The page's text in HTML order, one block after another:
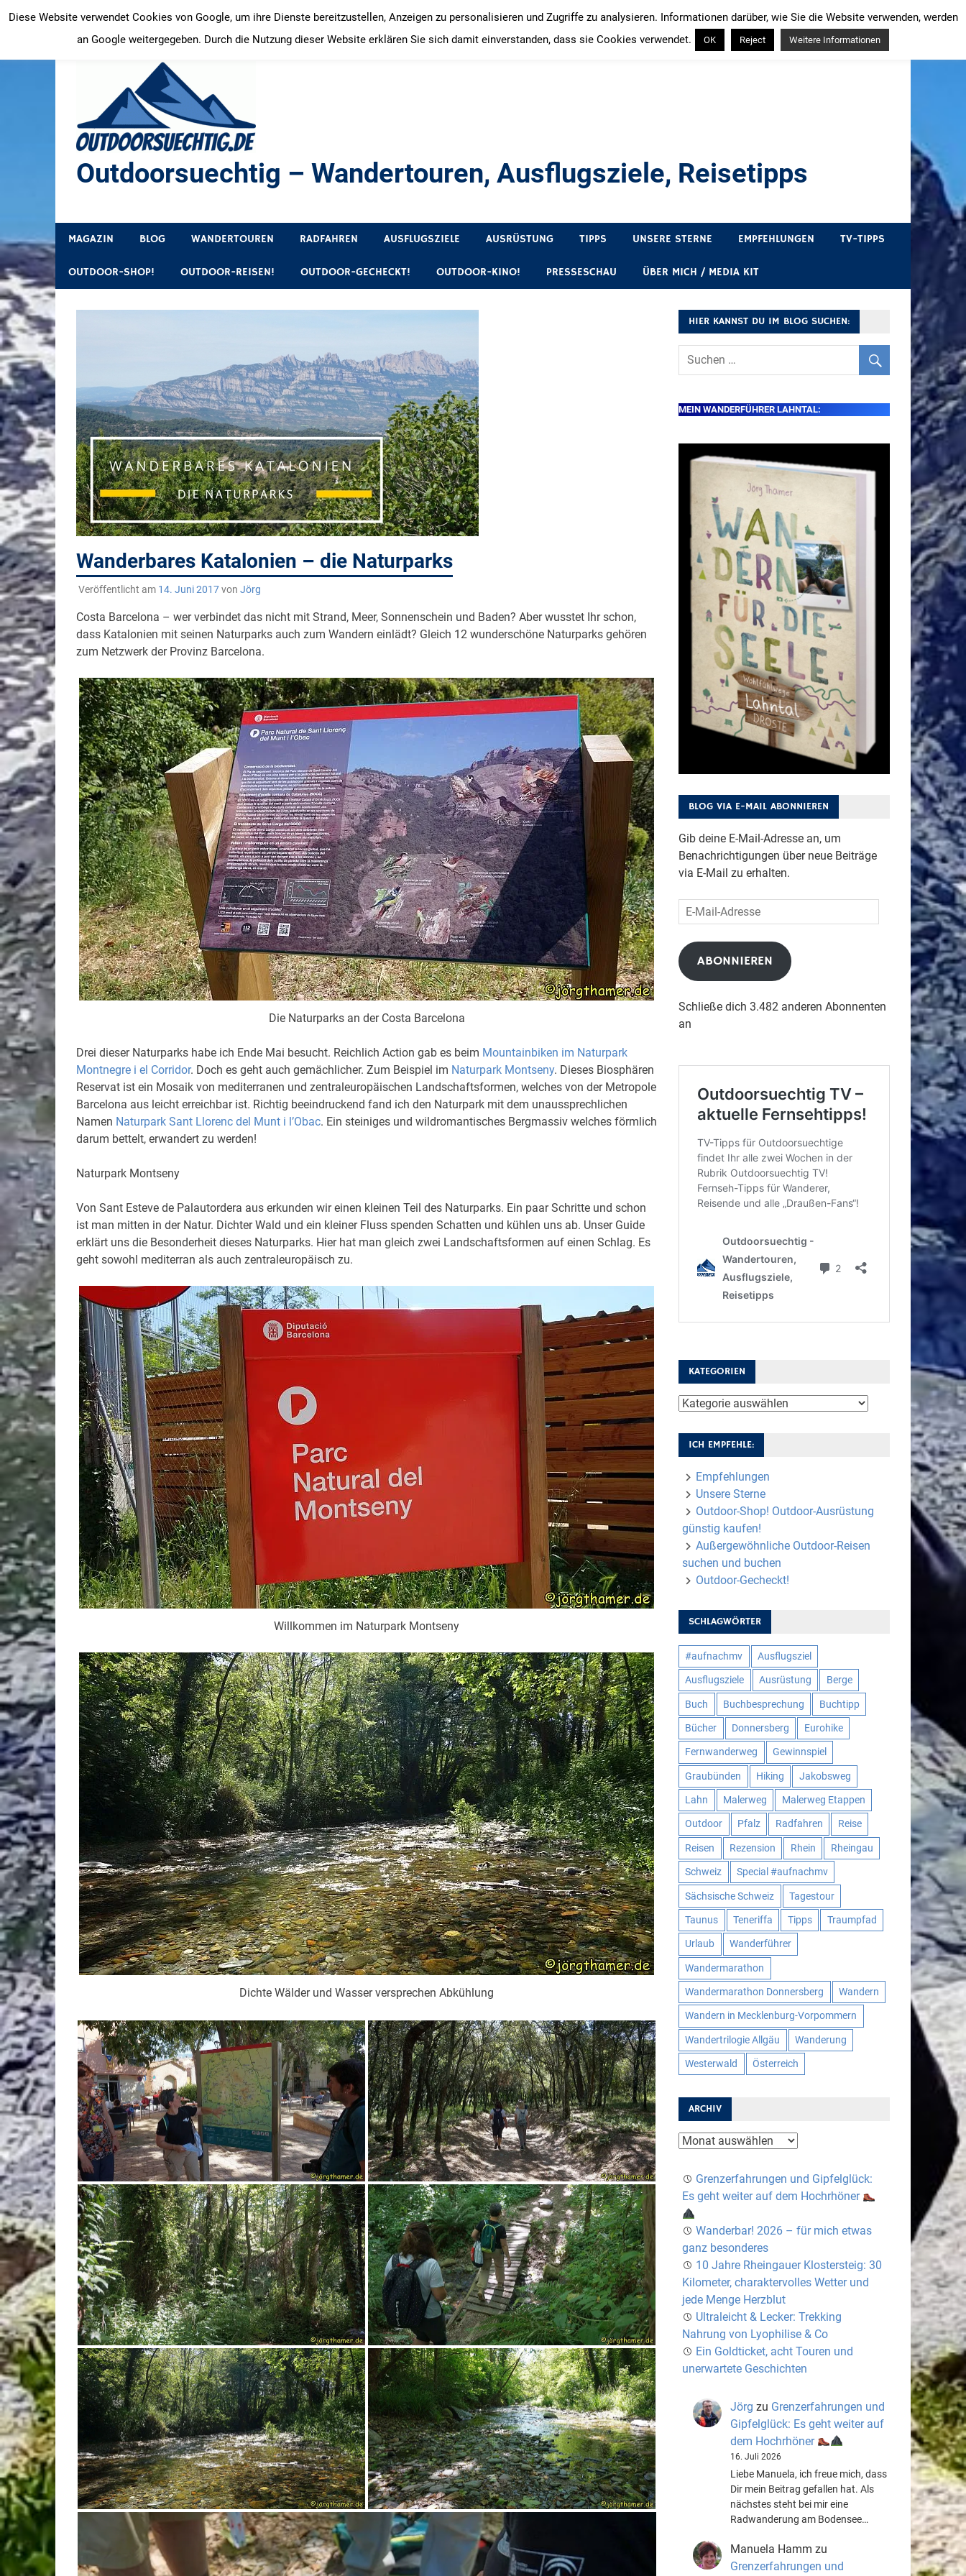
Inhalt
springen
Outdoorsuechtig – Wandertouren, Ausflugsziele, Reisetipps
MAGAZIN BLOG WANDERTOUREN RADFAHREN AUSFLUGSZIELE AUSRÜSTUNG TIPPS UNSERE STERNE EMPFEHLUNGEN TV-TIPPS
OUTDOOR-SHOP! OUTDOOR-REISEN! OUTDOOR-GECHECKT! OUTDOOR-KINO! PRESSESCHAU ÜBER MICH / MEDIA KIT
Wanderbares Katalonien – die Naturparks
Veröffentlicht am 14. Juni 2017von Jörg
Costa Barcelona – wer verbindet das nicht mit Strand, Meer, Sonnenschein und Baden? Aber wusstet Ihr schon,
dass Katalonien mit seinen Naturparks auch zum Wandern einlädt? Gleich 12 wunderschöne Naturparks gehören
zum Netzwerk der Provinz Barcelona.
Die Naturparks an der Costa Barcelona
Drei dieser Naturparks habe ich Ende Mai besucht. Reichlich Action gab es beim Mountainbiken im Naturpark
Montnegre i el Corridor. Doch es geht auch gemächlicher. Zum Beispiel im Naturpark Montseny. Dieses Biosphären
Reservat ist ein Mosaik von mediterranen und zentraleuropäischen Landschaftsformen, welches von der Metropole
Barcelona aus leicht erreichbar ist. Richtig beeindruckend fand ich den Naturpark mit dem unaussprechlichen
Namen Naturpark Sant Llorenc del Munt i l’Obac. Ein steiniges und wildromantisches Bergmassiv welches förmlich
darum bettelt, erwandert zu werden!
Naturpark Montseny
Von Sant Esteve de Palautordera aus erkunden wir einen kleinen Teil des Naturparks. Ein paar Schritte und schon
ist man mitten in der Natur. Dichter Wald und ein kleiner Fluss spenden Schatten und kühlen uns ab. Unser Guide
erklärt uns die Besonderheit dieses Naturparks. Hier hat man gleich zwei Landschaftsformen auf einen Schlag. Es
geht sowohl mediterran als auch zentraleuropäisch zu.
Willkommen im Naturpark Montseny
Dichte Wälder und Wasser versprechen Abkühlung
HIER KANNST DU IM BLOG SUCHEN:
MEIN WANDERFÜHRER LAHNTAL:
BLOG VIA E-MAIL ABONNIEREN
Gib deine E-Mail-Adresse an, um
Benachrichtigungen über neue Beiträge
via E-Mail zu erhalten.
E-
Mail-
Adresse
ABONNIEREN
Schließe dich 3.482 anderen Abonnenten
an
KATEGORIEN
Kategorien
ICH EMPFEHLE:
Empfehlungen
Unsere Sterne
Outdoor-Shop! Outdoor-Ausrüstung
günstig kaufen!
Außergewöhnliche Outdoor-Reisen
suchen und buchen
Outdoor-Gecheckt!
SCHLAGWÖRTER
#aufnachmv Ausflugsziel
Ausflugsziele Ausrüstung Berge
Buch Buchbesprechung Buchtipp
Bücher Donnersberg Eurohike
Fernwanderweg Gewinnspiel
Graubünden Hiking Jakobsweg
Lahn Malerweg Malerweg Etappen
Outdoor Pfalz Radfahren Reise
Reisen Rezension Rhein Rheingau
Schweiz Special #aufnachmv
Sächsische Schweiz Tagestour
Taunus Teneriffa Tipps Traumpfad
Urlaub Wanderführer
Wandermarathon
Wandermarathon Donnersberg Wandern
Wandern in Mecklenburg-Vorpommern
Wandertrilogie Allgäu Wanderung
Westerwald Österreich
ARCHIV
Archiv
Grenzerfahrungen und Gipfelglück:
Es geht weiter auf dem Hochrhöner
Wanderbar! 2026 – für mich etwas
ganz besonderes
10 Jahre Rheingauer Klostersteig: 30
Kilometer, charaktervolles Wetter und
jede Menge Herzblut
Ultraleicht & Lecker: Trekking
Nahrung von Lyophilise & Co
Ein Goldticket, acht Touren und
unerwartete Geschichten
Jörg zu Grenzerfahrungen und
Gipfelglück: Es geht weiter auf
dem Hochrhöner
16. Juli 2026
Liebe Manuela, ich freue mich, dass
Dir mein Beitrag gefallen hat. Als
nächstes steht bei mir eine
Radwanderung am Bodensee…
Manuela Hamm zu
Grenzerfahrungen und
Diese Website verwendet Cookies von Google, um ihre Dienste bereitzustellen, Anzeigen zu personalisieren und Zugriffe zu analysieren. Informationen darüber, wie Sie die Website verwenden, werden
an Google weitergegeben. Durch die Nutzung dieser Website erklären Sie sich damit einverstanden, dass sie Cookies verwendet.
OK Reject Weitere Informationen